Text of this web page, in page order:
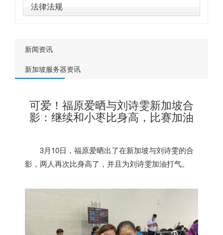
法律法规
新闻资讯
新加坡服务器资讯
可爱！福原爱晒与刘诗雯新加坡合
影：继续和小枣比身高，比赛加油
3月10日，福原爱晒出了在新加坡与刘诗雯的合
影，两人再次比身高了，并且为刘诗雯加油打气。